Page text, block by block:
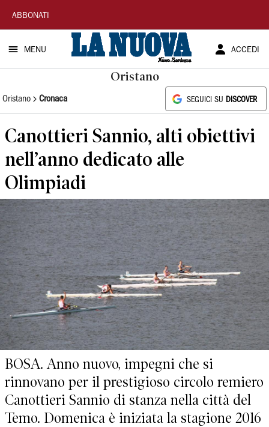
La
Nuova
Sardegna
ABBONATI
MENU ACCEDI
Oristano
Oristano Cronaca SEGUICI SU DISCOVER
Canottieri Sannio, alti obiettivi
nell’anno dedicato alle
Olimpiadi
BOSA. Anno nuovo, impegni che si
rinnovano per il prestigioso circolo remiero
Canottieri Sannio di stanza nella città del
Temo. Domenica è iniziata la stagione 2016